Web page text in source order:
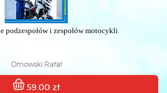
podzespołów i zespołów motocykli
Dmowski Rafał
59.00 zł